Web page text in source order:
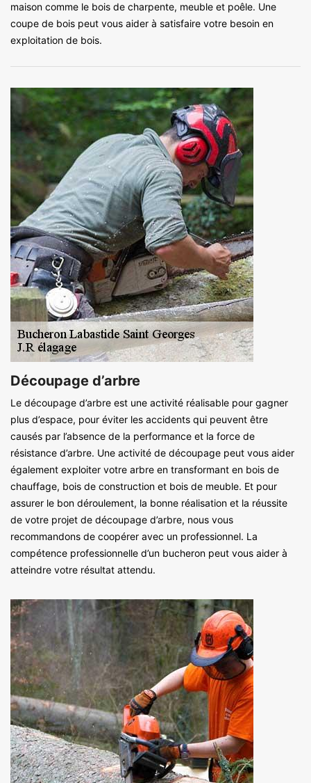
maison comme le bois de charpente, meuble et poêle. Une
coupe de bois peut vous aider à satisfaire votre besoin en
exploitation de bois.
Découpage d’arbre
Le découpage d’arbre est une activité réalisable pour gagner
plus d’espace, pour éviter les accidents qui peuvent être
causés par l’absence de la performance et la force de
résistance d’arbre. Une activité de découpage peut vous aider
également exploiter votre arbre en transformant en bois de
chauffage, bois de construction et bois de meuble. Et pour
assurer le bon déroulement, la bonne réalisation et la réussite
de votre projet de découpage d’arbre, nous vous
recommandons de coopérer avec un professionnel. La
compétence professionnelle d’un bucheron peut vous aider à
atteindre votre résultat attendu.